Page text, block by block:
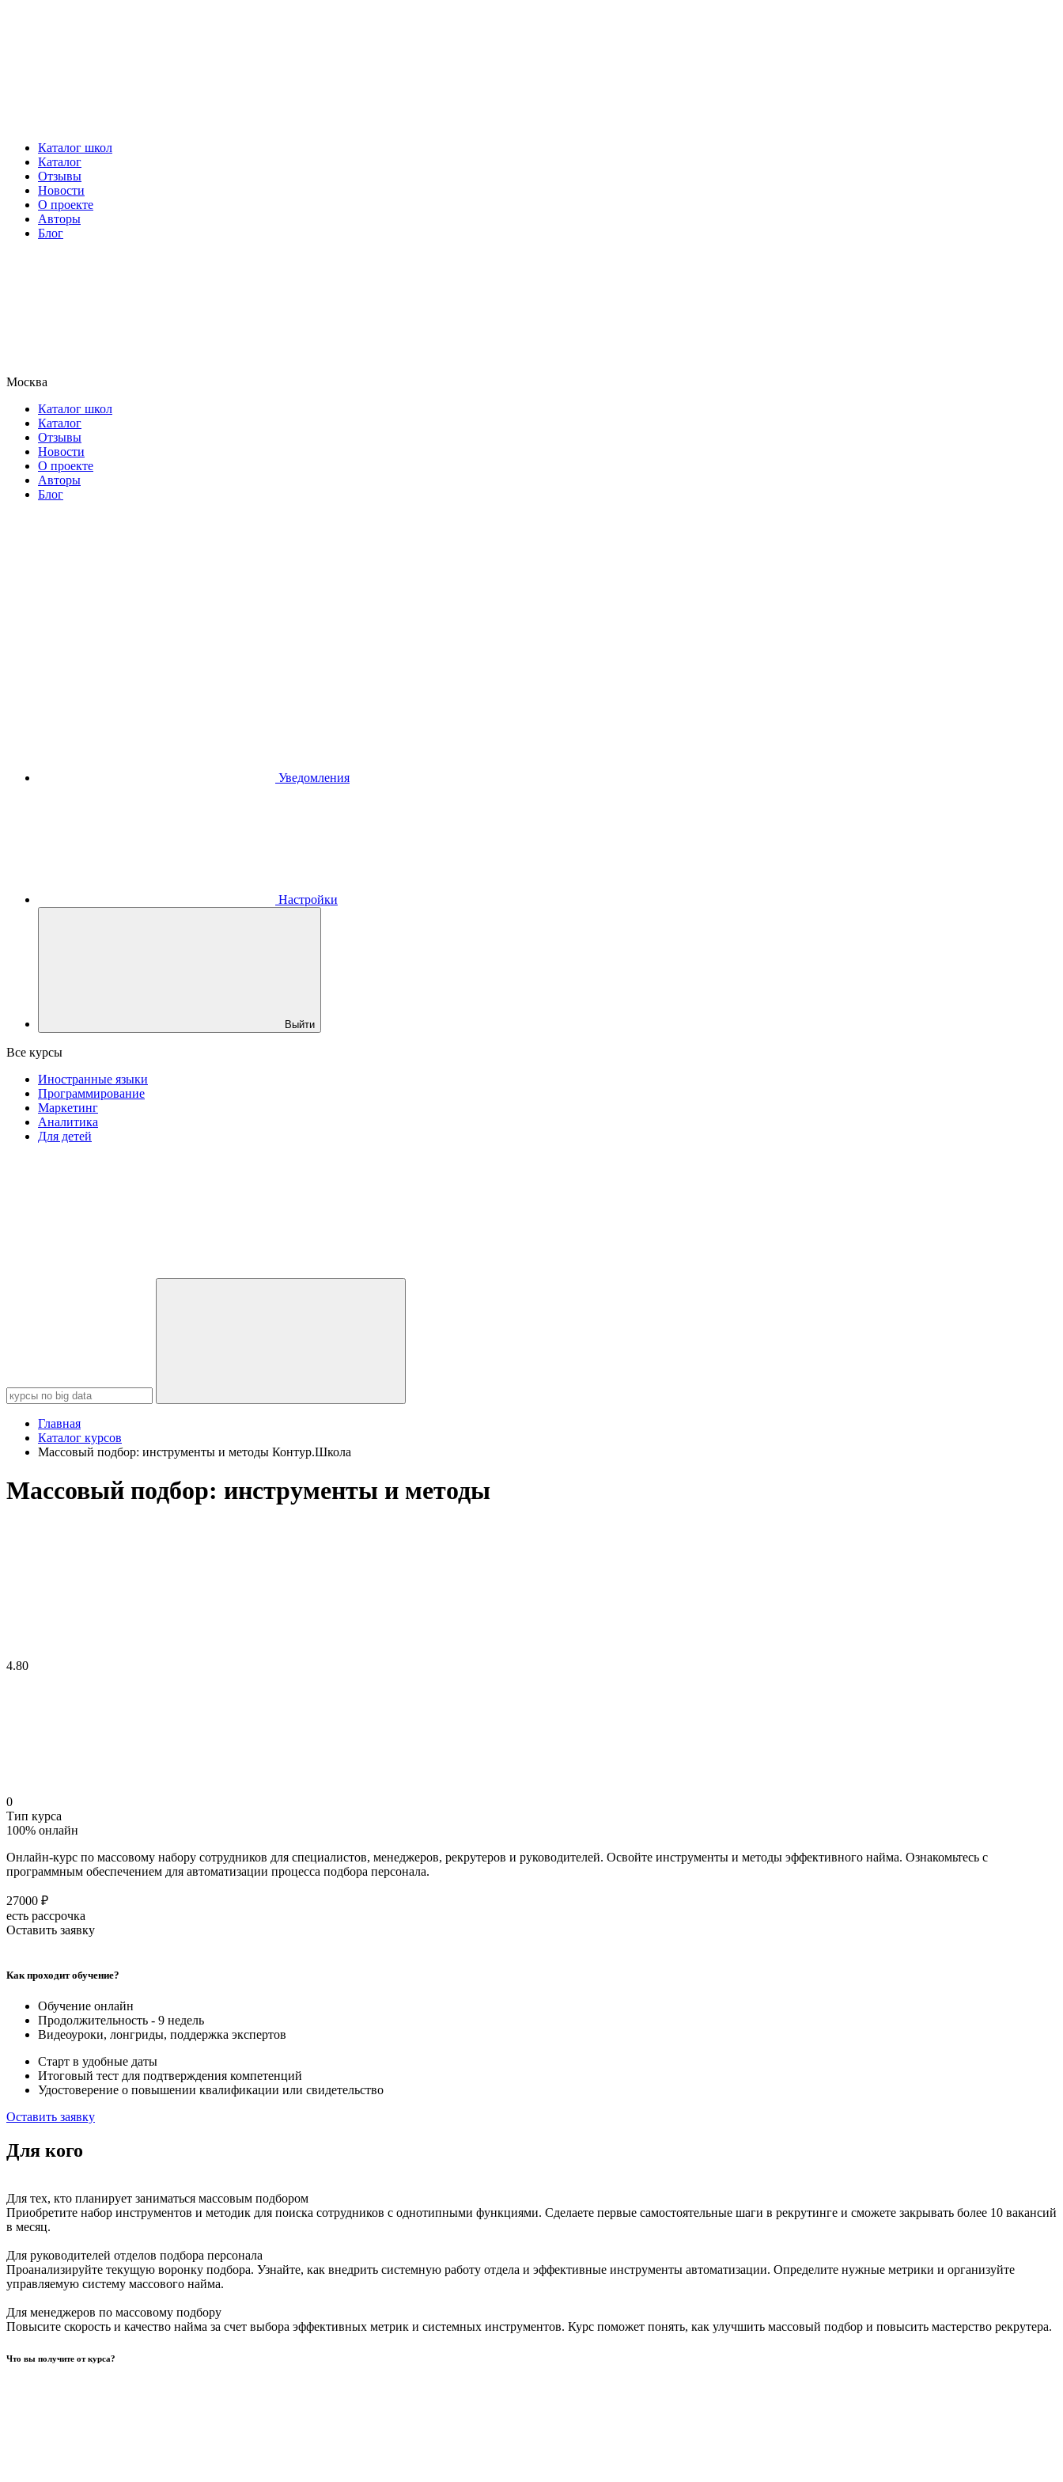
Каталог школ
Каталог
Отзывы
Новости
О проекте
Авторы
Блог
Москва
Каталог школ
Каталог
Отзывы
Новости
О проекте
Авторы
Блог
Уведомления
Настройки
Выйти
Все курсы
Иностранные языки
Программирование
Маркетинг
Аналитика
Для детей
Главная
Каталог курсов
Массовый подбор: инструменты и методы Контур.Школа
Массовый подбор: инструменты и методы
4.80
0
Тип курса
100% онлайн
Онлайн-курс по массовому набору сотрудников для специалистов, менеджеров, рекрутеров и руководителей. Освойте инструменты и методы эффективного найма. Ознакомьтесь с
программным обеспечением для автоматизации процесса подбора персонала.
27000 ₽
есть рассрочка
Оставить заявку
Как проходит обучение?
Обучение онлайн
Продолжительность - 9 недель
Видеоуроки, лонгриды, поддержка экспертов
Старт в удобные даты
Итоговый тест для подтверждения компетенций
Удостоверение о повышении квалификации или свидетельство
Оставить заявку
Для кого
Для тех, кто планирует заниматься массовым подбором
Приобретите набор инструментов и методик для поиска сотрудников с однотипными функциями. Сделаете первые самостоятельные шаги в рекрутинге и сможете закрывать более 10 вакансий
в месяц.
Для руководителей отделов подбора персонала
Проанализируйте текущую воронку подбора. Узнайте, как внедрить системную работу отдела и эффективные инструменты автоматизации. Определите нужные метрики и организуйте
управляемую систему массового найма.
Для менеджеров по массовому подбору
Повысите скорость и качество найма за счет выбора эффективных метрик и системных инструментов. Курс поможет понять, как улучшить массовый подбор и повысить мастерство рекрутера.
Что вы получите от курса?